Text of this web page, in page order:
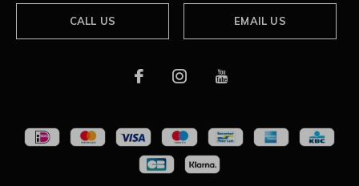
CALL US EMAIL US